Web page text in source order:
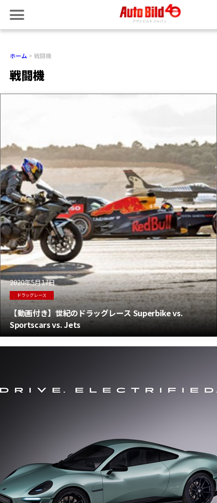
ホーム 戦闘機
戦闘機
2020年5月17日
ドラッグレース
【動画付き】世紀のドラッグレース Superbike vs.
Sportscars vs. Jets